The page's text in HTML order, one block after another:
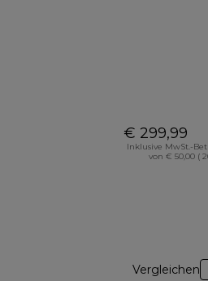
€ 299,99
Inklusive MwSt.-
von € 50,00 (
Vergleichen